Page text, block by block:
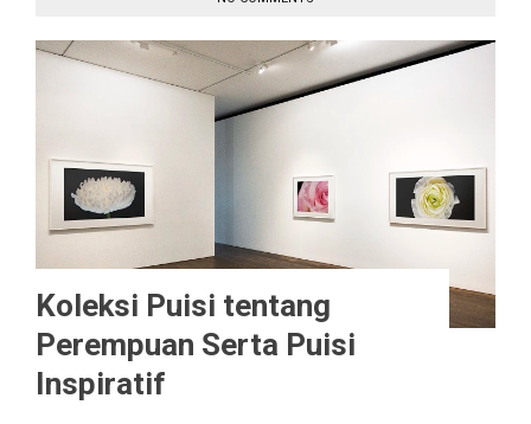
Koleksi Puisi tentang
Perempuan Serta Puisi
Inspiratif